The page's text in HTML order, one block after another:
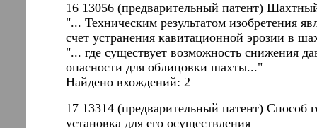
16 13056 (предварительный патент)
"... Техническим результатом изобретения
счет устранения кавитационной эрозии в
"... где существует возможность снижения
опасности для облицовки шахты..."
Найдено вхождений: 2
17 13314 (предварительный патент) Способ
установка для его осуществления